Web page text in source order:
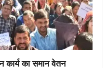
कार्य का समान वेतन